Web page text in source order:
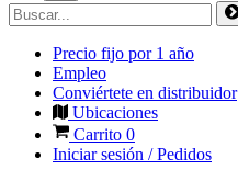
Precio fijo por 1 año
Empleo
Conviértete en distribuidor
Ubicaciones
Carrito 0
Iniciar sesión / Pedidos